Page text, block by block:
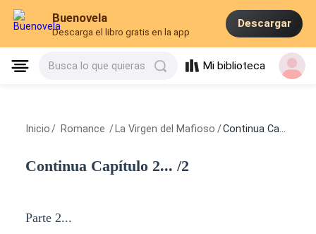
Buenovela
Descarga el libro gratis en la app
Descargar
Busca lo que quieras Mi biblioteca
Inicio / Romance / La Virgen del Mafioso /Continua Capítulo 2... /2
Continua Capítulo 2... /2
Parte 2...